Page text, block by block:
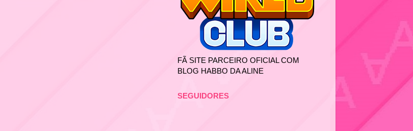
FÃ SITE PARCEIRO OFICIAL COM
BLOG HABBO DA ALINE
SEGUIDORES